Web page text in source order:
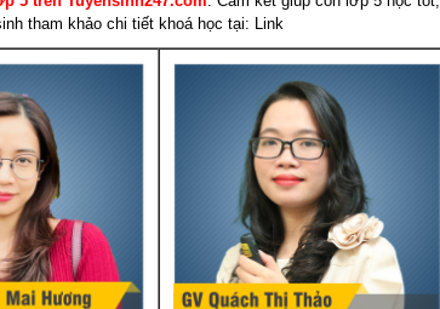
tham khảo chi tiết khoá học tại: Link